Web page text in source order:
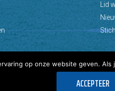
Lid
op onze website geven.
ACCEPTEER